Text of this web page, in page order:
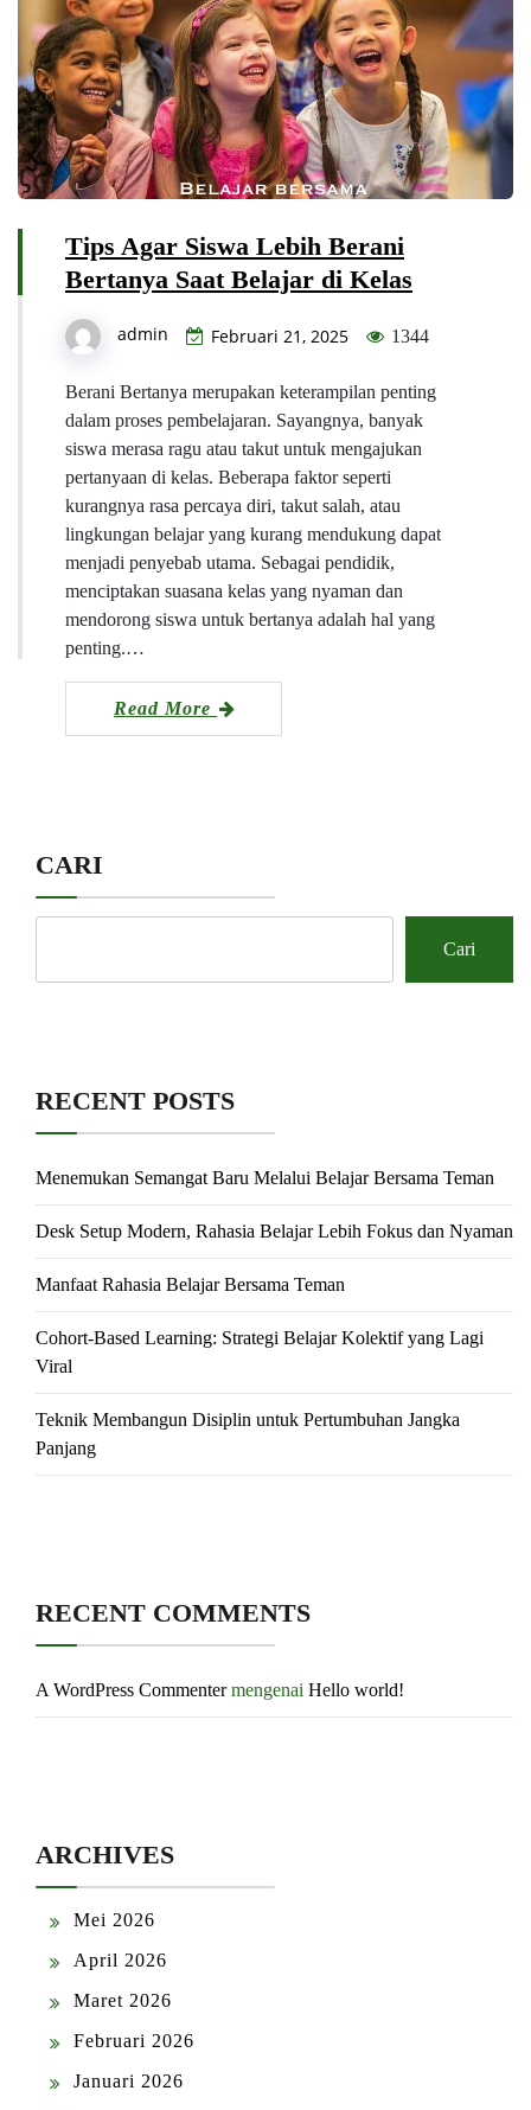
Tips Agar Siswa Lebih Berani
Bertanya Saat Belajar di Kelas
admin Februari 21, 2025 1344
Berani Bertanya merupakan keterampilan penting
dalam proses pembelajaran. Sayangnya, banyak
siswa merasa ragu atau takut untuk mengajukan
pertanyaan di kelas. Beberapa faktor seperti
kurangnya rasa percaya diri, takut salah, atau
lingkungan belajar yang kurang mendukung dapat
menjadi penyebab utama. Sebagai pendidik,
menciptakan suasana kelas yang nyaman dan
mendorong siswa untuk bertanya adalah hal yang
penting.…
Read More
CARI
Cari
RECENT POSTS
Menemukan Semangat Baru Melalui Belajar Bersama Teman
Desk Setup Modern, Rahasia Belajar Lebih Fokus dan Nyaman
Manfaat Rahasia Belajar Bersama Teman
Cohort-Based Learning: Strategi Belajar Kolektif yang Lagi
Viral
Teknik Membangun Disiplin untuk Pertumbuhan Jangka
Panjang
RECENT COMMENTS
A WordPress Commentermengenai Hello world!
ARCHIVES
Mei 2026
April 2026
Maret 2026
Februari 2026
Januari 2026